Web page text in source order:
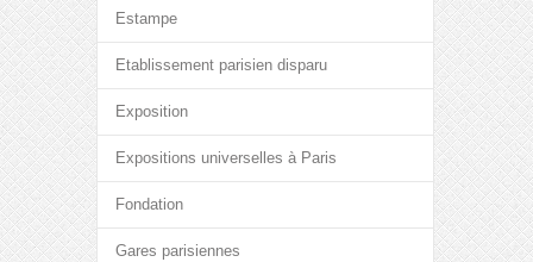
Estampe
Etablissement parisien disparu
Exposition
Expositions universelles à Paris
Fondation
Gares parisiennes